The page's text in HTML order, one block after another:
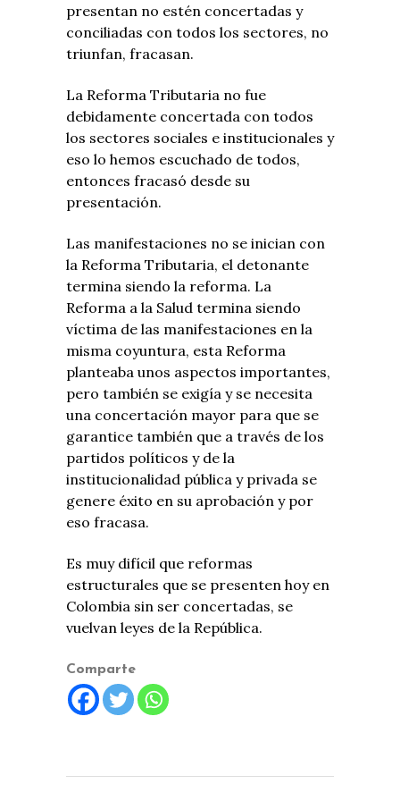
presentan no estén concertadas y
conciliadas con todos los sectores, no
triunfan, fracasan.
La Reforma Tributaria no fue
debidamente concertada con todos
los sectores sociales e institucionales y
eso lo hemos escuchado de todos,
entonces fracasó desde su
presentación.
Las manifestaciones no se inician con
la Reforma Tributaria, el detonante
termina siendo la reforma. La
Reforma a la Salud termina siendo
víctima de las manifestaciones en la
misma coyuntura, esta Reforma
planteaba unos aspectos importantes,
pero también se exigía y se necesita
una concertación mayor para que se
garantice también que a través de los
partidos políticos y de la
institucionalidad pública y privada se
genere éxito en su aprobación y por
eso fracasa.
Es muy difícil que reformas
estructurales que se presenten hoy en
Colombia sin ser concertadas, se
vuelvan leyes de la República.
Comparte